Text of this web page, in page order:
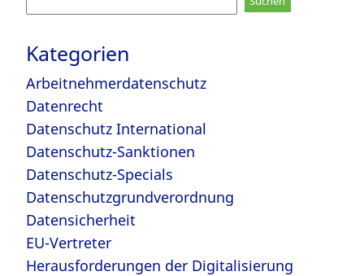
nach:
Kategorien
Arbeitnehmerdatenschutz
Datenrecht
Datenschutz International
Datenschutz-Sanktionen
Datenschutz-Specials
Datenschutzgrundverordnung
Datensicherheit
EU-Vertreter
Herausforderungen der Digitalisierung